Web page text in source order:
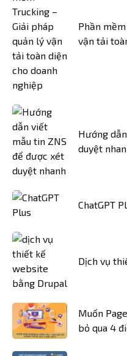
Phần
vận tải
Hướng
duyệt
ChatGPT
Dịch vụ
Muốn
bỏ qua 4